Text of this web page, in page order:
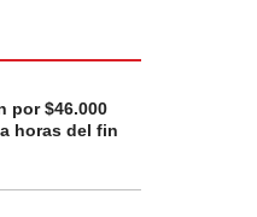
por $46.000
horas del fin